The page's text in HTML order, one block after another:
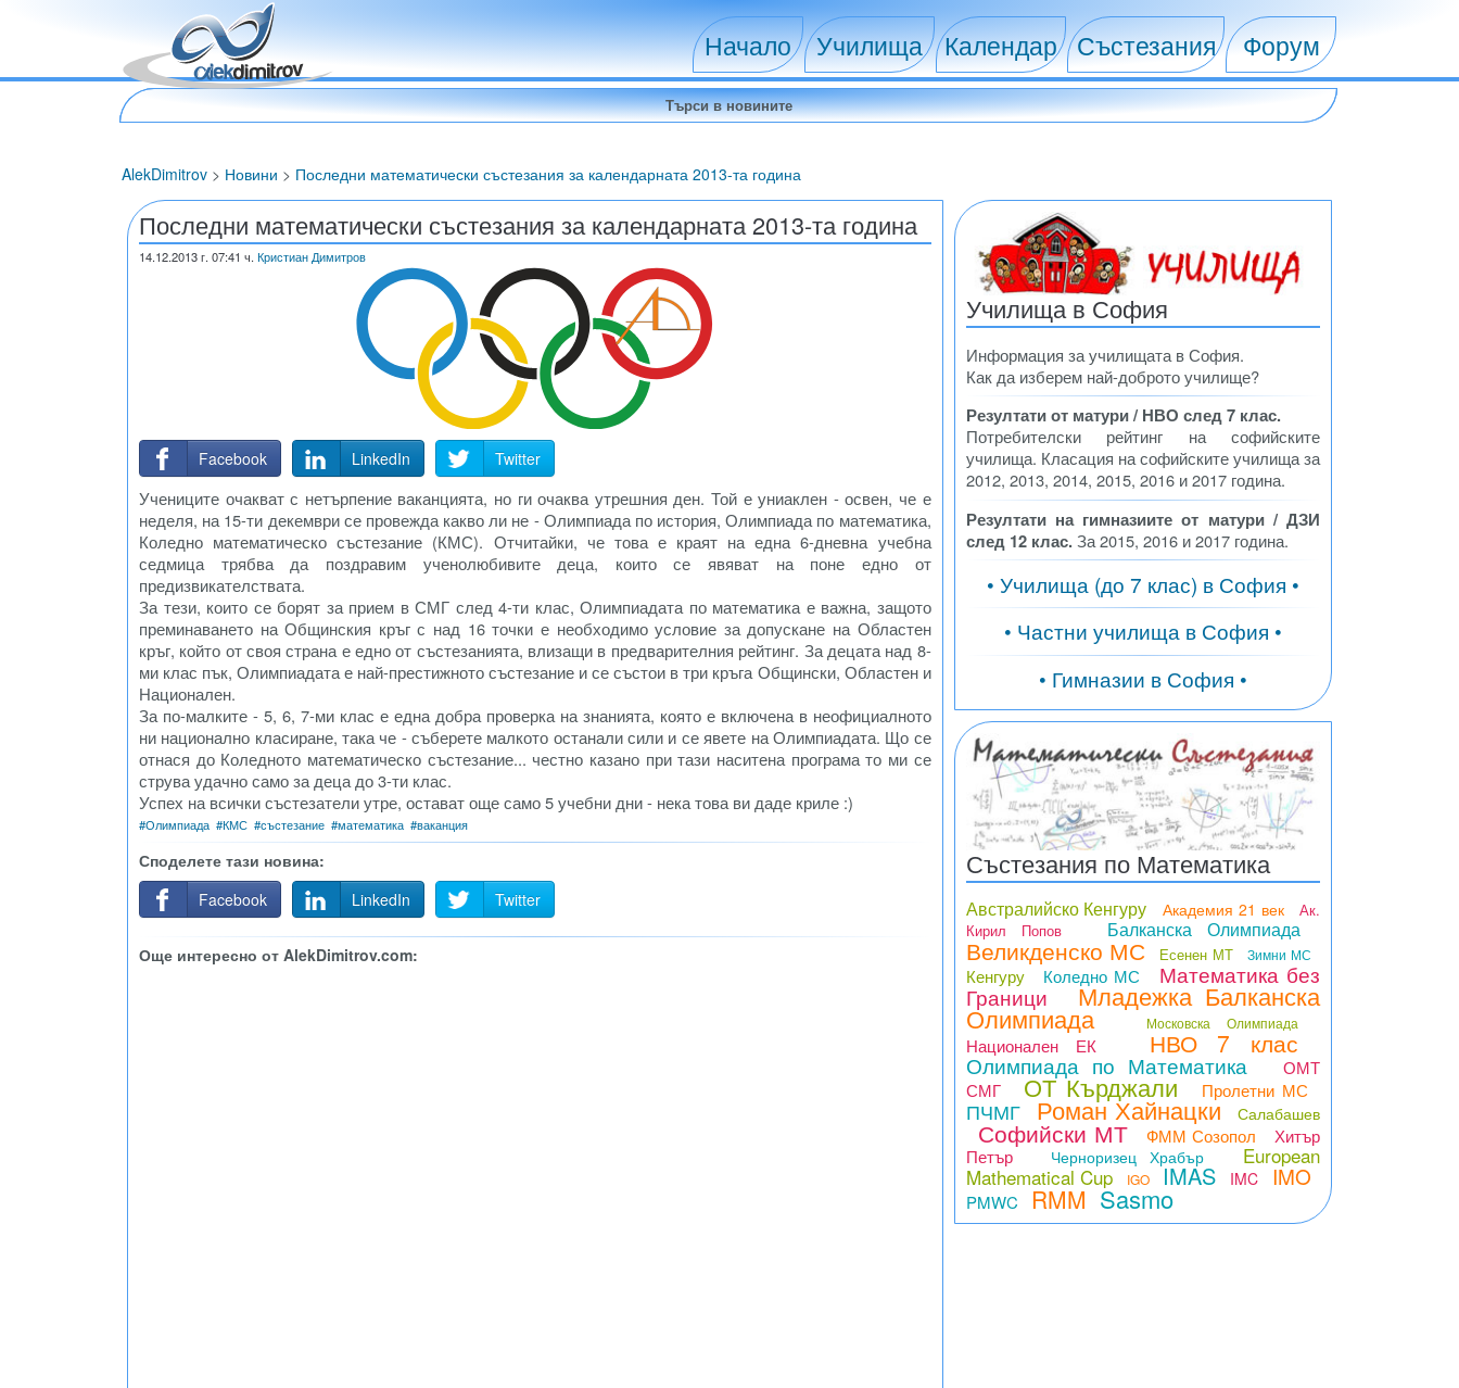
Начало Училища Календар Състезания Форум
AlekDimitrov > Новини > Последни математически състезания за календарната 2013-та година
Последни математически състезания за календарната 2013-та година
14.12.2013г. 07:41 ч. Кристиан Димитров
Facebook LinkedIn Twitter
Учениците очакват с нетърпение ваканцията, но ги очаква утрешния ден. Той е униаклен - освен, че е
неделя, на 15-ти декември се провежда какво ли не - Олимпиада по история, Олимпиада по математика,
Коледно математическо състезание (КМС). Отчитайки, че това е краят на една 6-дневна учебна
седмица трябва да поздравим ученолюбивите деца, които се явяват на поне едно от
предизвикателствата.
За тези, които се борят за прием в СМГ след 4-ти клас, Олимпиадата по математика е важна, защото
преминаването на Общинския кръг с над 16 точки е необходимо условие за допускане на Областен
кръг, който от своя страна е едно от състезанията, влизащи в предварителния рейтинг. За децата над 8-
ми клас пък, Олимпиадата е най-престижното състезание и се състои в три кръга Общински, Областен и
Национален.
За по-малките - 5, 6, 7-ми клас е една добра проверка на знанията, която е включена в неофициалното
ни национално класиране, така че - съберете малкото останали сили и се явете на Олимпиадата. Що се
отнася до Коледното математическо състезание... честно казано при тази наситена програма то ми се
струва удачно само за деца до 3-ти клас.
Успех на всички състезатели утре, остават още само 5 учебни дни - нека това ви даде криле :)
#Олимпиада #КМС #състезание #математика #ваканция
Споделете тази новина:
Facebook
LinkedIn Twitter
Още интересно от AlekDimitrov.com:
Училища в София
Информация за училищата в София.
Как да изберем най-доброто училище?
Резултати от матури / НВО след 7 клас.
Потребителски рейтинг на софийските
училища. Класация на софийските училища за
2012, 2013, 2014, 2015, 2016 и 2017 година.
Резултати на гимназиите от матури / ДЗИ
след 12 клас.За 2015, 2016 и 2017 година.
• Училища (до 7 клас) в София •
• Частни училища в София •
• Гимназии в София •
Състезания по Математика
Австралийско Кенгуру Академия 21 век
Ак.
Кирил Попов
Балканска Олимпиада
Великденско МС Есенен МТ Зимни МС
Кенгуру Коледно МС Математика без
Граници Младежка Балканска
Олимпиада Московска Олимпиада
Национален ЕК НВО 7 клас
Олимпиада по Математика
ОМТ
СМГ
ОТ Кърджали Пролетни МС
ПЧМГ Роман Хайнацки Салабашев
Софийски МТ ФММ Созопол
Хитър
Петър
Черноризец Храбър
European
Mathematical Cup
IGO IMAS IMC IMO
PMWC RMM Sasmo